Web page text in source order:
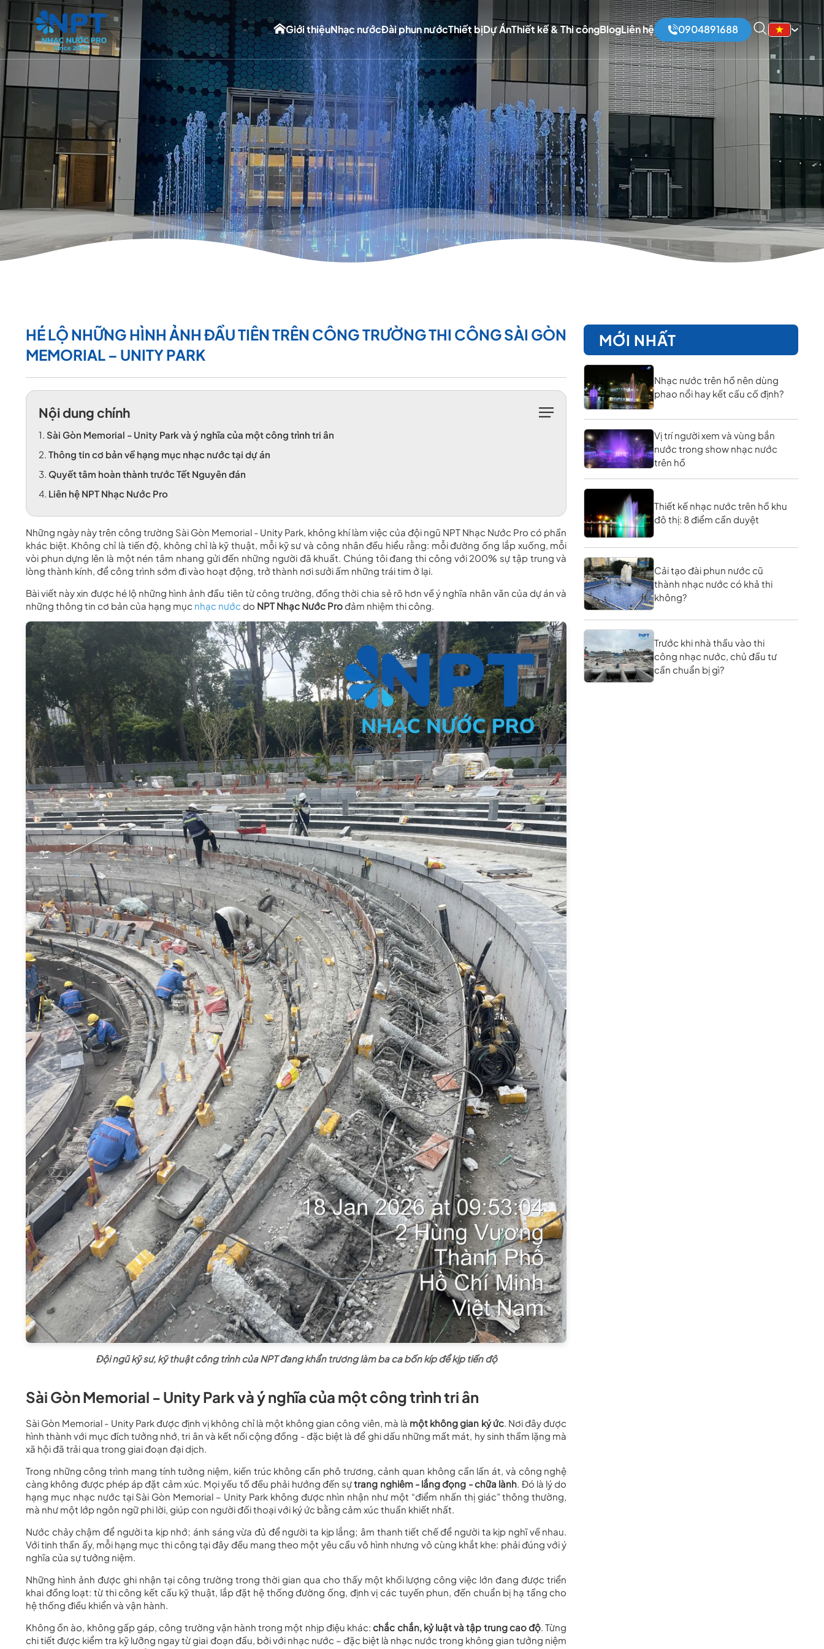
Giới thiệuNhạc nướcĐài phun nướcThiết bịDự ÁnThiết kế & Thi côngBlogLiên hệ 0904891688
HÉ LỘ NHỮNG HÌNH ẢNH ĐẦU TIÊN TRÊN CÔNG TRƯỜNG THI CÔNG SÀI GÒN
MEMORIAL – UNITY PARK
Nội dung chính
1. Sài Gòn Memorial - Unity Park và ý nghĩa của một công trình tri ân
2. Thông tin cơ bản về hạng mục nhạc nước tại dự án
3. Quyết tâm hoàn thành trước Tết Nguyên đán
4. Liên hệ NPT Nhạc Nước Pro
Những ngày này trên công trường Sài Gòn Memorial - Unity Park, không khí làm việc của đội ngũ NPT Nhạc Nước Pro có phần
khác biệt. Không chỉ là tiến độ, không chỉ là kỹ thuật, mỗi kỹ sư và công nhân đều hiểu rằng: mỗi đường ống lắp xuống, mỗi
vòi phun dựng lên là một nén tâm nhang gửi đến những người đã khuất. Chúng tôi đang thi công với 200% sự tập trung và
lòng thành kính, để công trình sớm đi vào hoạt động, trở thành nơi sưởi ấm những trái tim ở lại.
Bài viết này xin được hé lộ những hình ảnh đầu tiên từ công trường, đồng thời chia sẻ rõ hơn về ý nghĩa nhân văn của dự án và
những thông tin cơ bản của hạng mục nhạc nước do NPT Nhạc Nước Prođảm nhiệm thi công.
Đội ngũ kỹ sư, kỹ thuật công trình của NPT đang khẩn trương làm ba ca bốn kíp để kịp tiến độ
Sài Gòn Memorial - Unity Park và ý nghĩa của một công trình tri ân
Sài Gòn Memorial - Unity Park được định vị không chỉ là một không gian công viên, mà là một không gian ký ức. Nơi đây được
hình thành với mục đích tưởng nhớ, tri ân và kết nối cộng đồng - đặc biệt là để ghi dấu những mất mát, hy sinh thầm lặng mà
xã hội đã trải qua trong giai đoạn đại dịch.
Trong những công trình mang tính tưởng niệm, kiến trúc không cần phô trương, cảnh quan không cần lấn át, và công nghệ
càng không được phép áp đặt cảm xúc. Mọi yếu tố đều phải hướng đến sựtrang nghiêm - lắng đọng - chữa lành. Đó là lý do
hạng mục nhạc nước tại Sài Gòn Memorial – Unity Park không được nhìn nhận như một “điểm nhấn thị giác” thông thường,
mà như một lớp ngôn ngữ phi lời, giúp con người đối thoại với ký ức bằng cảm xúc thuần khiết nhất.
Nước chảy chậm để người ta kịp nhớ; ánh sáng vừa đủ để người ta kịp lắng; âm thanh tiết chế để người ta kịp nghĩ về nhau.
Với tinh thần ấy, mỗi hạng mục thi công tại đây đều mang theo một yêu cầu vô hình nhưng vô cùng khắt khe: phải đúng với ý
nghĩa của sự tưởng niệm.
Những hình ảnh được ghi nhận tại công trường trong thời gian qua cho thấy một khối lượng công việc lớn đang được triển
khai đồng loạt: từ thi công kết cấu kỹ thuật, lắp đặt hệ thống đường ống, định vị các tuyến phun, đến chuẩn bị hạ tầng cho
hệ thống điều khiển và vận hành.
Không ồn ào, không gấp gáp, công trường vận hành trong một nhịp điệu khác:chắc chắn, kỷ luật và tập trung cao độ. Từng
chi tiết được kiểm tra kỹ lưỡng ngay từ giai đoạn đầu, bởi với nhạc nước – đặc biệt là nhạc nước trong không gian tưởng niệm
MỚI NHẤT
Nhạc nước trên hồ nên dùng
phao nổi hay kết cấu cố định?
Vị trí người xem và vùng bắn
nước trong show nhạc nước
trên hồ
Thiết kế nhạc nước trên hồ khu
đô thị: 8 điểm cần duyệt
Cải tạo đài phun nước cũ
thành nhạc nước có khả thi
không?
Trước khi nhà thầu vào thi
công nhạc nước, chủ đầu tư
cần chuẩn bị gì?